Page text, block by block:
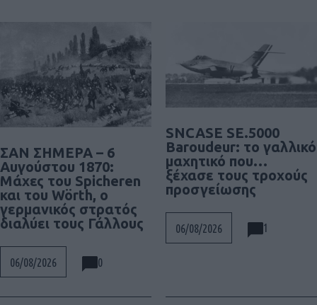
ΣΑΝ ΣΗΜΕΡΑ – 6
Αυγούστου 1870:
Μάχες του Spicheren
και του Wörth, ο
γερμανικός στρατός
διαλύει τους Γάλλους
06/08/2026 0
SNCASE SE.5000
Baroudeur: το γαλλικό
μαχητικό που…
ξέχασε τους τροχούς
προσγείωσης
06/08/2026 1